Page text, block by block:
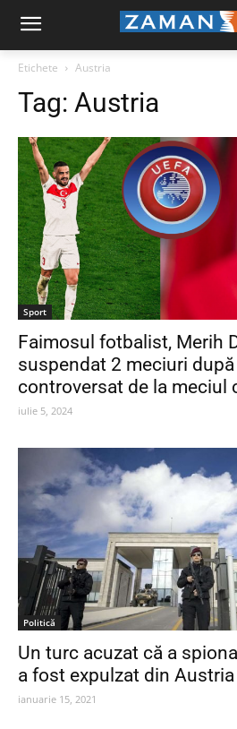
Etichete Austria
Tag: Austria
Sport
Faimosul fotbalist, Merih
suspendat 2 meciuri după
controversat de la meciul
iulie 5, 2024
Politică
Un turc acuzat că a
a fost expulzat din Austria
ianuarie 15, 2021